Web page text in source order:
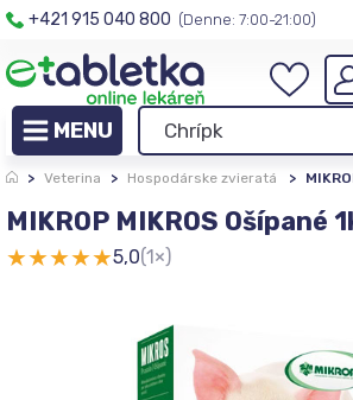
+421 915 040 800 (Denne: 7:00-21:00)
> Veterina > Hospodárske zvieratá >
MIKROP MIKROS Ošípané
★★★★★5,0(1×)